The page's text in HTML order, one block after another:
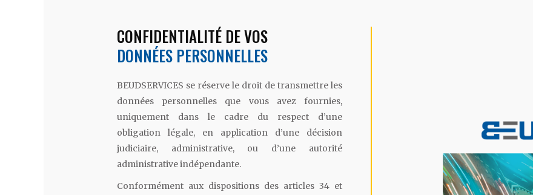
CONFIDENTIALITÉ DE VOS
DONNÉES PERSONNELLES
BEUDSERVICES se réserve le droit de transmettre les
données personnelles que vous avez fournies,
uniquement dans le cadre du respect d’une
obligation légale, en application d’une décision
judiciaire, administrative, ou d’une autorité
administrative indépendante.
Conformément aux dispositions des articles 34 et